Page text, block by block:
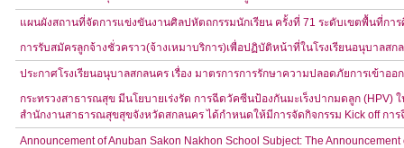
แผนผังสถานที่จัดการแข่งขันงานศิลปหัตถกรรมนักเรียน ครั้งที่ 71 ระดับเขตพื้นที่กา
การรับสมัครลูกจ้างชั่วคราว(จ้างเหมาบริการ)เพื่อปฏิบัติหน้าที่ในโรงเรียนอนุบาลสก
ประกาศโรงเรียนอนุบาลสกลนคร เรื่อง มาตรการการรักษาความปลอดภัยการเข้าอ
กระทรวงสาธารณสุข มีนโยบายเร่งรัด การฉีดวัคซีนป้องกันมะเร็งปากมดลูก
สำนักงานสาธารณสุขสุขจังหวัดสกลนคร ได้กำหนดให้มีการจัดกิจกรรม Kick off กา
Announcement of Anuban Sakon Nakhon School Subject: The